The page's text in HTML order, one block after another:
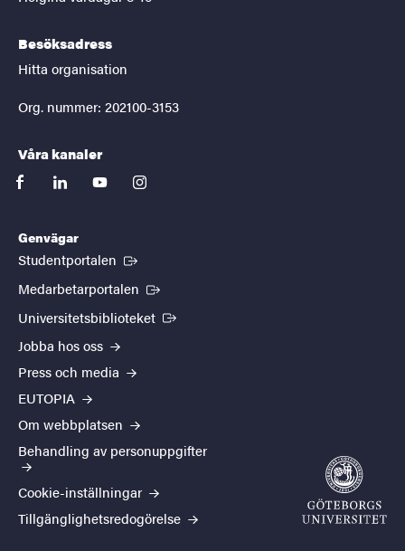
Besöksadress
Hitta organisation
Org. nummer: 202100-3153
Våra kanaler
facebooklinkedinyoutubeinstagram
Genvägar
Studentportalen (Extern länk)
Medarbetarportalen (Extern länk)
Universitetsbiblioteket (Extern länk)
Jobba hos oss
Press och media
EUTOPIA
Om webbplatsen
Behandling av personuppgifter
Cookie-inställningar
Tillgänglighetsredogörelse